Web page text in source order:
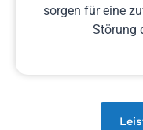
sorgen für eine
Störung